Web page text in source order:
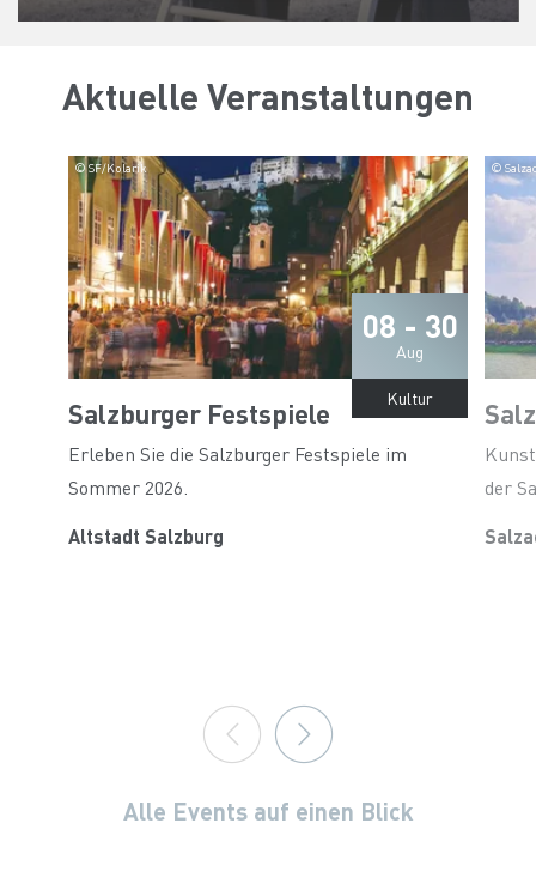
Aktuelle Veranstaltungen
08 - 30
Aug
© SF/Kolarik
Kultur
Salzburger Festspiele
Erleben Sie die Salzburger Festspiele im
Sommer 2026.
Altstadt Salzburg
©
der
Alle Events auf einen Blick